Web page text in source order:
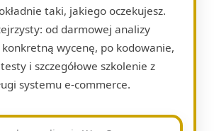
taki, jakiego oczekujesz.
od darmowej analizy
wycenę, po kodowanie,
i szczegółowe szkolenie z
systemu e-commerce.